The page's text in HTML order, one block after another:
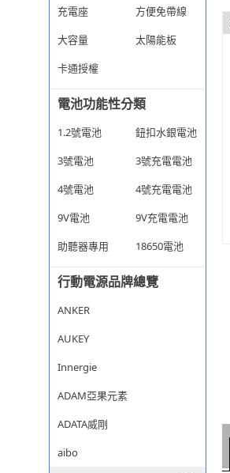
充電座
方便免帶線
大容量
太陽能板
卡通授權
電池功能性分類
1.2號電池
鈕扣水銀電池
3號電池
3號充電電池
4號電池
4號充電電池
9V電池
9V充電電池
助聽器專用
18650電池
行動電源品牌總覽
ANKER
AUKEY
Innergie
ADAM亞果元素
ADATA威剛
aibo